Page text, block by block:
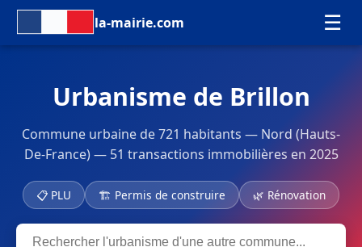
la-mairie.com ☰
Urbanisme de Brillon
Commune urbaine de 721 habitants — Nord (Hauts-
De-France) — 51 transactions immobilières en 2025
📋 PLU 🏗 Permis de construire 🌿 Rénovation